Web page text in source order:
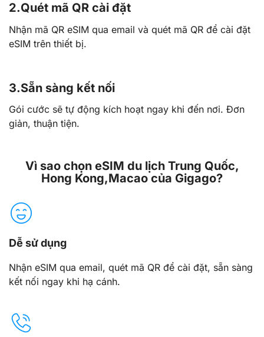
2.Quét mã QR cài đặt
Nhận mã QR eSIM qua email và quét mã QR để cài đặt
eSIM trên thiết bị.
3.Sẵn sàng kết nối
Gói cước sẽ tự động kích hoạt ngay khi đến nơi. Đơn
giản, thuận tiện.
Vì sao chọn eSIM du lịch Trung Quốc,
Hong Kong,Macao của Gigago?
Dễ sử dụng
Nhận eSIM qua email, quét mã QR để cài đặt, sẵn sàng
kết nối ngay khi hạ cánh.